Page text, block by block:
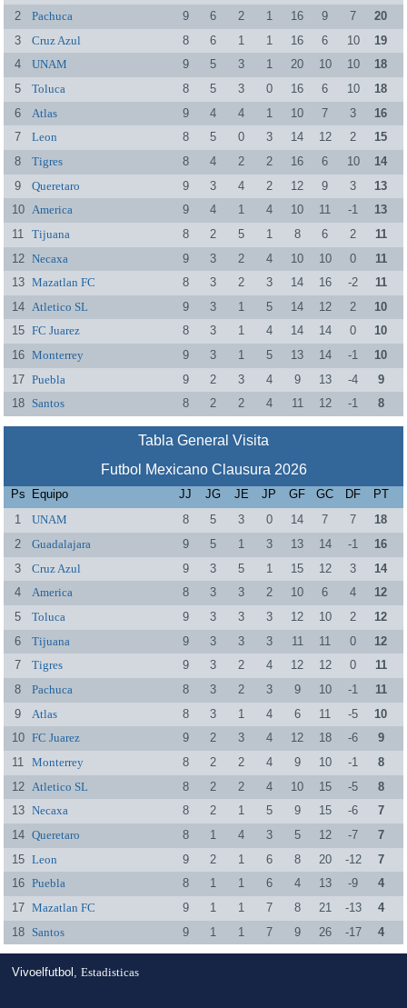
2
Pachuca 9 6 2 1 16 9 7
20
3
Cruz Azul 8 6 1 1 16 6 10
19
4
UNAM 9 5 3 1 20 10 10
18
5
Toluca 8 5 3 0 16 6 10
18
6
Atlas 9 4 4 1 10 7 3
16
7
Leon 8 5 0 3 14 12 2
15
8
Tigres 8 4 2 2 16 6 10
14
9
Queretaro 9 3 4 2 12 9 3
13
10 America 9 4 1 4 10 11 -1
13
11
Tijuana 8 2 5 1 8 6 2
11
12 Necaxa 9 3 2 4 10 10 0
11
13 Mazatlan FC 8 3 2 3 14 16 -2
11
14
Atletico SL 9 3 1 5 14 12 2
10
15 FC Juarez 8 3 1 4 14 14 0
10
16 Monterrey 9 3 1 5 13 14 -1
10
17 Puebla 9 2 3 4 9 13 -4
9
18
Santos 8 2 2 4 11 12 -1 8
Tabla General Visita
Futbol Mexicano Clausura 2026
Ps Equipo JJ JG JE JP GF GC DF
PT
1
UNAM 8 5 3 0 14 7 7
18
2
Guadalajara 9 5 1 3 13 14 -1
16
3
Cruz Azul 9 3 5 1 15 12 3
14
4
America 8 3 3 2 10 6 4
12
5
Toluca 9 3 3 3 12 10 2
12
6
Tijuana 9 3 3 3 11 11 0
12
7
Tigres 9 3 2 4 12 12 0
11
8
Pachuca 8 3 2 3 9 10 -1
11
9
Atlas 8 3 1 4 6 11 -5
10
10 FC Juarez 9 2 3 4 12 18 -6
9
11
Monterrey 8 2 2 4 9 10 -1
8
12
Atletico SL 8 2 2 4 10 15 -5
8
13 Necaxa 8 2 1 5 9 15 -6
7
14 Queretaro 8 1 4 3 5 12 -7
7
15 Leon 9 2 1 6 8 20 -12
7
16 Puebla 8 1 1 6 4 13 -9
4
17 Mazatlan FC 9 1 1 7 8 21 -13
4
18
Santos 9 1 1 7 9 26 -17 4
Vivoelfutbol,Estadisticas